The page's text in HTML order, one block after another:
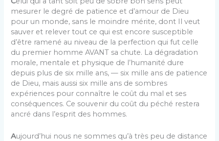
mesurer le degré de patience et d’amour de Dieu
pour un monde, sans le moindre mérite, dont Il veut
sauver et relever tout ce qui est encore susceptible
d’être ramené au niveau de la perfection qui fut celle
du premier homme AVANT sa chute. La dégradation
morale, mentale et physique de l’humanité dure
depuis plus de six mille ans, — six mille ans de patience
de Dieu, mais aussi six mille ans de sombres
expériences pour connaître le coût du mal et ses
conséquences. Ce souvenir du coût du péché restera
ancré dans l’esprit des hommes.
Aujourd’hui nous ne sommes qu’à très peu de distance